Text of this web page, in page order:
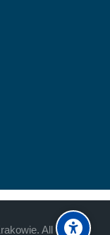
All rights